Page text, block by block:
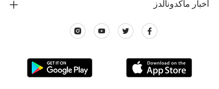
أخبار ماكدونالدز